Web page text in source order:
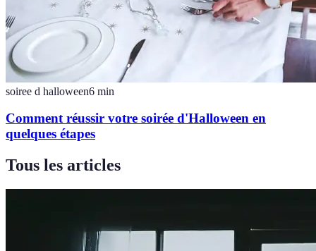
soiree d halloween6 min
Comment réussir votre soirée d'Halloween en
quelques étapes
Tous les articles